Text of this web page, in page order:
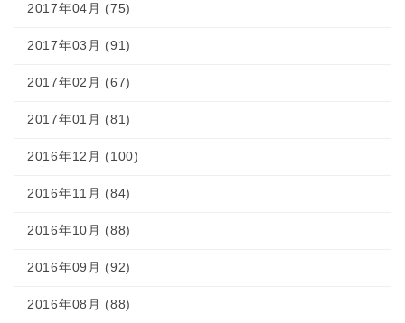
2017年04月 (75)
2017年03月 (91)
2017年02月 (67)
2017年01月 (81)
2016年12月 (100)
2016年11月 (84)
2016年10月 (88)
2016年09月 (92)
2016年08月 (88)